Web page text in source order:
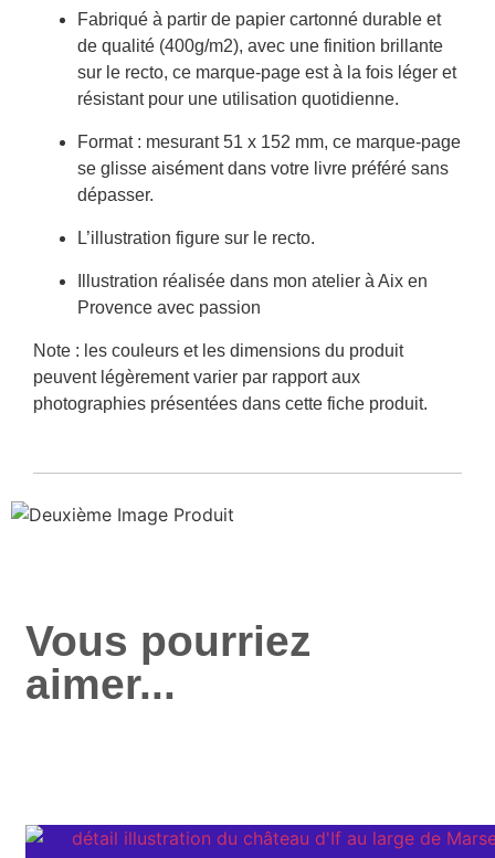
Fabriqué à partir de papier cartonné durable et
de qualité (400g/m2), avec une finition brillante
sur le recto, ce marque-page est à la fois léger et
résistant pour une utilisation quotidienne.
Format : mesurant 51 x 152 mm, ce marque-page
se glisse aisément dans votre livre préféré sans
dépasser.
L’illustration figure sur le recto.
Illustration réalisée dans mon atelier à Aix en
Provence avec passion
Note : les couleurs et les dimensions du produit
peuvent légèrement varier par rapport aux
photographies présentées dans cette fiche produit.
Vous pourriez
aimer...